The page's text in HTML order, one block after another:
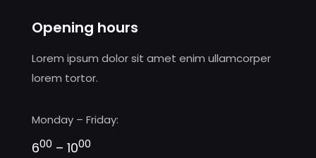
Opening hours
Lorem ipsum dolor sit amet enim ullamcorper
lorem tortor.
Monday – Friday:
600 – 1000